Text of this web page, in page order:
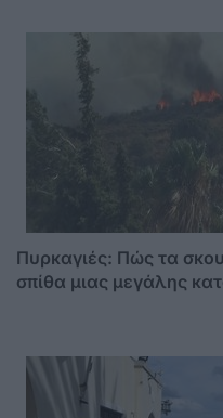
Πυρκαγιές: Πώς τα
σπίθα μιας μεγάλης